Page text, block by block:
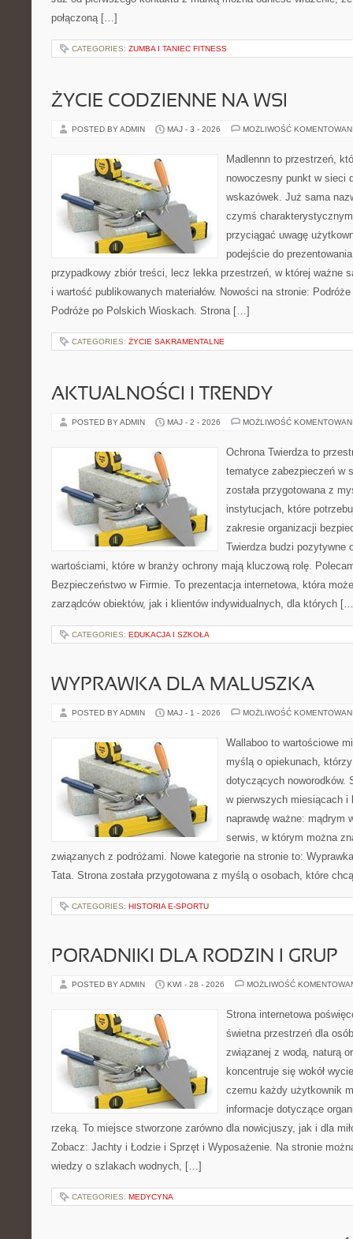
połączoną […]
CATEGORIES: ZUMBA I TANIEC FITNESS
ŻYCIE CODZIENNE NA WSI
POSTED BY ADMIN MAJ - 3 - 2026 MOŻLIWOŚĆ
Madlennn to przestrzeń,
nowoczesny punkt w sieci
wskazówek. Już sama
czymś
przyciągać uwagę
podejście do
przypadkowy zbiór treści, lecz lekka przestrzeń, w której ważne
i wartość publikowanych materiałów. Nowości na stronie:
Podróże po Polskich Wioskach. Strona […]
CATEGORIES: ŻYCIE SAKRAMENTALNE
AKTUALNOŚCI I TRENDY
POSTED BY ADMIN MAJ - 2 - 2026 MOŻLIWOŚĆ
Ochrona Twierdza to
tematyce zabezpieczeń w
została przygotowana z
instytucjach, które
zakresie organizacji
Twierdza budzi pozytywne
wartościami, które w branży ochrony mają kluczową rolę.
Bezpieczeństwo w Firmie. To prezentacja internetowa, która
zarządców obiektów, jak i klientów indywidualnych, dla których
CATEGORIES: EDUKACJA I SZKOŁA
WYPRAWKA DLA MALUSZKA
POSTED BY ADMIN MAJ - 1 - 2026 MOŻLIWOŚĆ
Wallaboo to wartościowe
myślą o opiekunach,
dotyczących noworodków.
w pierwszych miesiącach
naprawdę ważne: mądrym
serwis, w którym można
związanych z podróżami. Nowe kategorie na stronie to:
Tata. Strona została przygotowana z myślą o osobach, które
CATEGORIES: HISTORIA E-SPORTU
PORADNIKI DLA RODZIN I GRUP
POSTED BY ADMIN KWI - 28 - 2026 MOŻLIWOŚĆ
Strona internetowa
świetna przestrzeń dla
związanej z wodą, naturą
koncentruje się wokół
czemu każdy użytkownik
informacje dotyczące
rzeką. To miejsce stworzone zarówno dla nowicjuszy, jak i dla
Zobacz: Jachty i Łodzie i Sprzęt i Wyposażenie. Na stronie
wiedzy o szlakach wodnych, […]
CATEGORIES: MEDYCYNA